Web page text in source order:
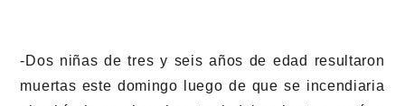
-Dos niñas de tres y seis años de edad resultaron
muertas este domingo luego de que se incendiaria